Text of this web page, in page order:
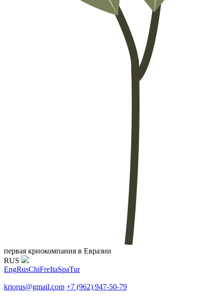
первая криокомпания в Евразии
RUS
EngRusChiFreItaSpaTur
kriorus@gmail.com +7 (962) 947-50-79